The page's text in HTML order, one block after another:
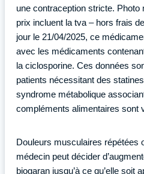
une contraception stricte. Photo
prix incluent la tva – hors frais
jour le 21/04/2025, ce
avec les médicaments
la ciclosporine. Ces données
patients nécessitant des
syndrome métabolique
compléments alimentaires sont
Douleurs musculaires répétées
médecin peut décider
biogaran jusqu’à ce qu’elle soit